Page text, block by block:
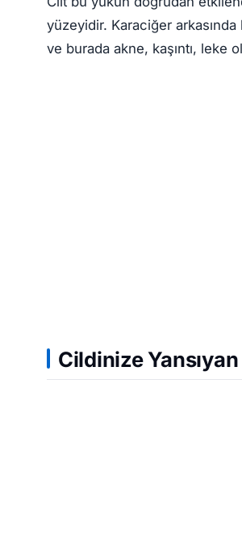
yüzeyidir. Karaciğer arkasında
ve burada akne, kaşıntı, leke
Cildinize